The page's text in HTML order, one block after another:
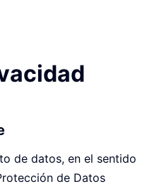
de datos, en el sentido
de Datos